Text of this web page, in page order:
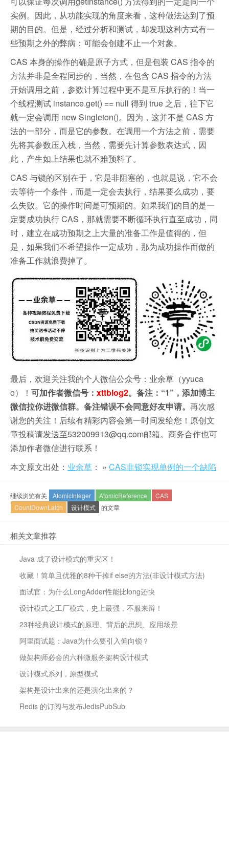
实例。因此，从功能实现的角度来看，这种做法达到了预
期的目的。但是，经过分析和测试，却发现这种方式有一
些预期之外的弊病：可能会创建不止一个对象。
CAS 本身的操作的确是原子方式，但是包装 CAS 指令的
方法并非是全程同步的，当然，在包含 CAS 指令的方法
开始调用之前，参数计算过程中更不是互斥执行的！当一
个线程测试 instance.get() == null 得到 true 之后，往下它
就一定会调用 new Singleton()。因为，这并不是 CAS 方
法的一部分，而是它的参数。在调用一个方法之前，需要
先将其参数压入栈，当然，需要先计算参数表达式，因
此，产生如上结果也就不难预料了。
CAS 与锁的区别在于，它是非阻塞的，也就是说，它不会
去等待一个条件，而是一定会去执行，结果要么成功，要
么失败。它的操作时间是可预期的。如果我们的目的是一
定要成功执行 CAS，那就需要不断循环执行直至成功，同
时，建立在成功预期之上大量的准备工作是值得的，但
是，如果我们不希望操作一定成功，那为成功操作而做的
准备工作就浪费掉了。
最后，欢迎关注我的个人微信公众号：业余草（yyuca
o）！ 可加作者微信号： xttblog2。备注：“1”，添加博主
微信拉你进微信群。备注错误不会同意好友申请。 再次感
谢您的关注！后续有精彩内容会第一时间发给您！原创文
章投稿请发送至532009913@qq.com邮箱。商务合作也可
添加作者微信进行联系！
本文原文出处： 业余草 ： » CAS非锁实现单例的一个缺陷
继续浏览有关 AtomicInteger AtomicReference
CAS
CountDownLatch
设计模式 的文章
相关文章推荐
Java 成了设计模式的重灾区！
收藏！简单且优雅的8种干掉if else的方法(非设计模式方法)
面试官：为什么LongAdder性能比long还快
设计模式之工厂模式，史上最强，不服来辩！
23种经典设计模式的原理、背后的思想、应用场景
阿里面试题：Java为什么要引入偏向锁？
做架构师必会的六种微服务架构设计模式
设计模式系列，原型模式
架构是设计出来的还是演化出来的？
Redis 的订阅与发布JedisPubSub